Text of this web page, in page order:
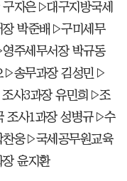
자은▷대구지방국세
박준배▷구미세무
주세무서장 박규동
▷송무과장 김성민▷
사3과장 유민희▷조
조사1과장 성병규▷수
웅▷국세공무원교육
윤지환